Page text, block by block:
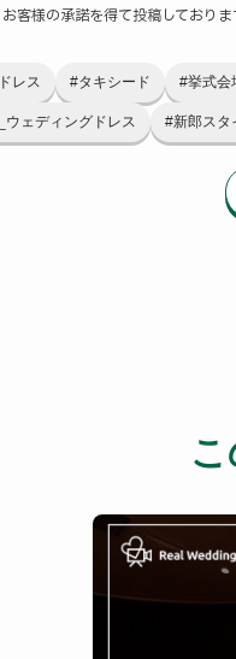
客様の承諾を得て投稿しておりま
レス #タキシード #挙式会
ウェディングドレス #新郎スタ